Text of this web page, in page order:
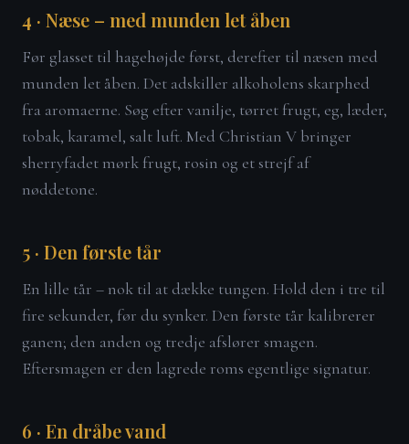
4 · Næse – med munden let åben
Før glasset til hagehøjde først, derefter til næsen med
munden let åben. Det adskiller alkoholens skarphed
fra aromaerne. Søg efter vanilje, tørret frugt, eg, læder,
tobak, karamel, salt luft. Med Christian V bringer
sherryfadet mørk frugt, rosin og et strejf af
nøddetone.
5 · Den første tår
En lille tår – nok til at dække tungen. Hold den i tre til
fire sekunder, før du synker. Den første tår kalibrerer
ganen; den anden og tredje afslører smagen.
Eftersmagen er den lagrede roms egentlige signatur.
6 · En dråbe vand